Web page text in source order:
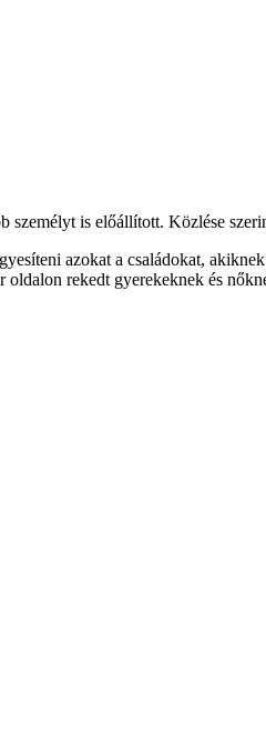
is előállított. Közlése
azokat a családokat,
oldalon rekedt gyerekeknek és